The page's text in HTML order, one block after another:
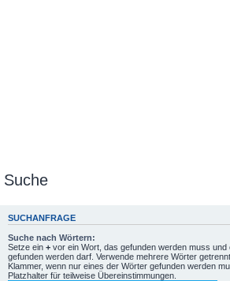
Suche
SUCHANFRAGE
Suche nach Wörtern:
Setze ein + vor ein Wort, das gefunden werden muss und
gefunden werden darf. Verwende mehrere Wörter
Klammer, wenn nur eines der Wörter gefunden werden
Platzhalter für teilweise Übereinstimmungen.